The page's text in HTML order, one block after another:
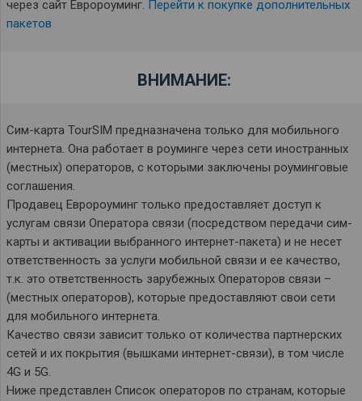
через сайт Евророуминг. Перейти к покупке дополнительных
пакетов
ВНИМАНИЕ:
Сим-карта TourSIM предназначена только для мобильного
интернета. Она работает в роуминге через сети иностранных
(местных) операторов, с которыми заключены роуминговые
соглашения.
Продавец Евророуминг только предоставляет доступ к
услугам связи Оператора связи (посредством передачи сим-
карты и активации выбранного интернет-пакета) и не несет
ответственность за услуги мобильной связи и ее качество,
т.к. это ответственность зарубежных Операторов связи –
(местных операторов), которые предоставляют свои сети
для мобильного интернета.
Качество связи зависит только от количества партнерских
сетей и их покрытия (вышками интернет-связи), в том числе
4G и 5G.
Ниже представлен Список операторов по странам, которые